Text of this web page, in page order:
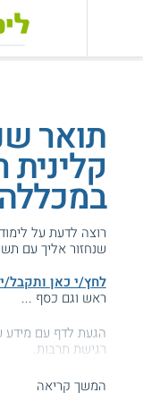
תואר
רוצה לדעת על
שנחזור אליך עם
לחץ/י כאן ותקבל/
ראש וגם כסף ...
הגעת לדף עם מידע
רגישת תרבות.
המידע באתר
המשך קריאה